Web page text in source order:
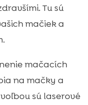
Tu sú
mačiek a
mačacích
na mačky a
sú laserové